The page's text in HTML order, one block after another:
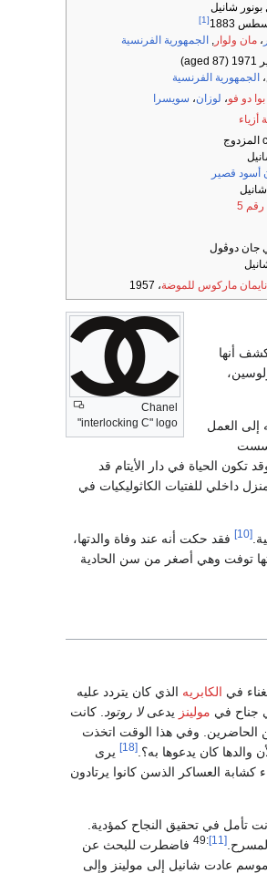
بونور شانيل
[1]
، مان ولوار , الجمهورية الفرنسية
(aged 87)
الجمهورية الفرنسية
دو فو، لوزان، سويسرا
أسود قصير
5
جان دوڤول
ماركوس للموضة، 1957
Chanel
"interlocking C" logo
أنها
(أول ابن، ولد عام 1885)، وأنطوانيت (1887) ولوسين،
إلى العمل
تكون الحياة في دار الأيتام قد
داخلي للفتيات الكاثوليكيات في
[10]
فقد حكت أنه عند وفاة والدتها،
توفت وهي أصغر من سن الحادية
في الكابريه الذي كان يتردد عليه
جناح في مولينز يدعىلا روتود. كانت
الحاضرين. وفي هذا الوقت اتخذت
والدها كان يدعوها به؟.[18]
يرى
كشابة العساكر الذسن كانوا يرتادون
تأمل في تحقيق النجاح كمؤدية.
[11]
:49
فاضطرت للبحث عن
عادت شانيل إلى مولينز وإلى